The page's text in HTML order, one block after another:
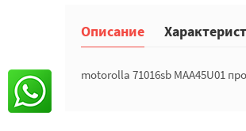
Описание
motorolla 71016sb MAA45U01